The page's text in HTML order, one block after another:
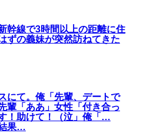
幹線で3時間以上の距離に住
ずの義妹が突然訪ねてきた
にて。俺「先輩、デートで
輩「ああ」女性「付き合っ
！助けて！（泣」俺「…
果…